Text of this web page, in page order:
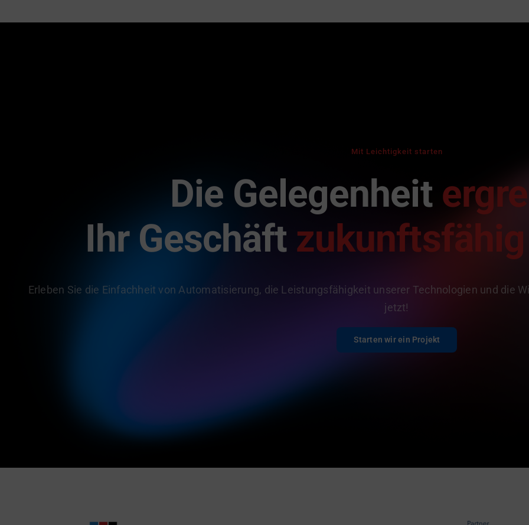
Mit Leichtigkeit starten
Die Gelegenheit
Ihr Geschäft zukunftsfähig
Erleben Sie die Einfachheit von Automatisierung, die Leistungsfähigkeit unserer Technologien und die
jetzt!
Starten wir ein Projekt